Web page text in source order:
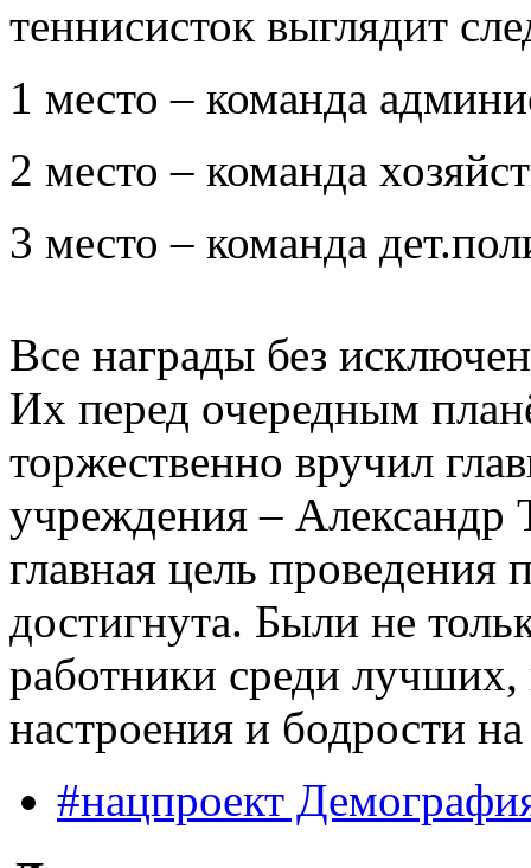
теннисисток выглядит
1 место – команда
2 место – команда
3 место – команда
Все награды без
Их перед очередным
торжественно вручил
учреждения – Александр
главная цель
достигнута. Были не
работники среди лучших,
настроения и бодрости
#нацпроект